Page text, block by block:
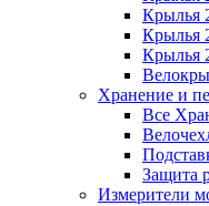
Крылья
Крылья
Крылья
Хранение и
Все
Защита
Измерители